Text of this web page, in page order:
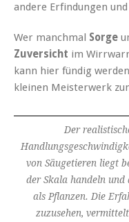
andere Erfindungen
Wer manchmal Sorge
Zuversicht im
kann hier fündig
kleinen Meisterwerk
Der
von Säugetieren liegt
der Skala handeln
als Pflanzen. Die
zuzusehen,